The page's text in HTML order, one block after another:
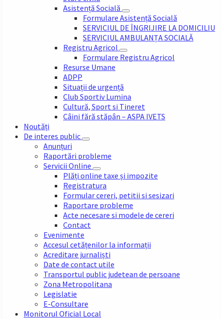
Asistență Socială
Formulare Asistență Socială
SERVICIUL DE ÎNGRIJIRE LA DOMICILIU
SERVICIUL AMBULANȚA SOCIALĂ
Registru Agricol
Formulare Registru Agricol
Resurse Umane
ADPP
Situații de urgență
Club Sportiv Lumina
Cultură, Sport si Tineret
Câini fără stăpân – ASPA IVETS
Noutăți
De interes public
Anunțuri
Raportări probleme
Servicii Online
Plăți online taxe și impozite
Registratura
Formular cereri, petitii si sesizari
Raportare probleme
Acte necesare si modele de cereri
Contact
Evenimente
Accesul cetățenilor la informații
Acreditare jurnaliști
Date de contact utile
Transportul public judetean de persoane
Zona Metropolitana
Legislatie
E-Consultare
Monitorul Oficial Local